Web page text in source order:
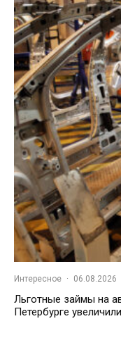
Интересное · 06.08.2026
Льготные займы на
Петербурге